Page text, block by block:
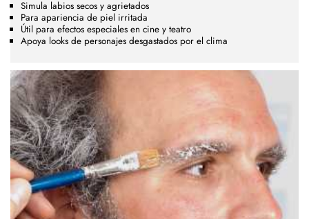
Simula labios secos y agrietados
Para apariencia de piel irritada
Útil para efectos especiales en cine y teatro
Apoya looks de personajes desgastados por el clima